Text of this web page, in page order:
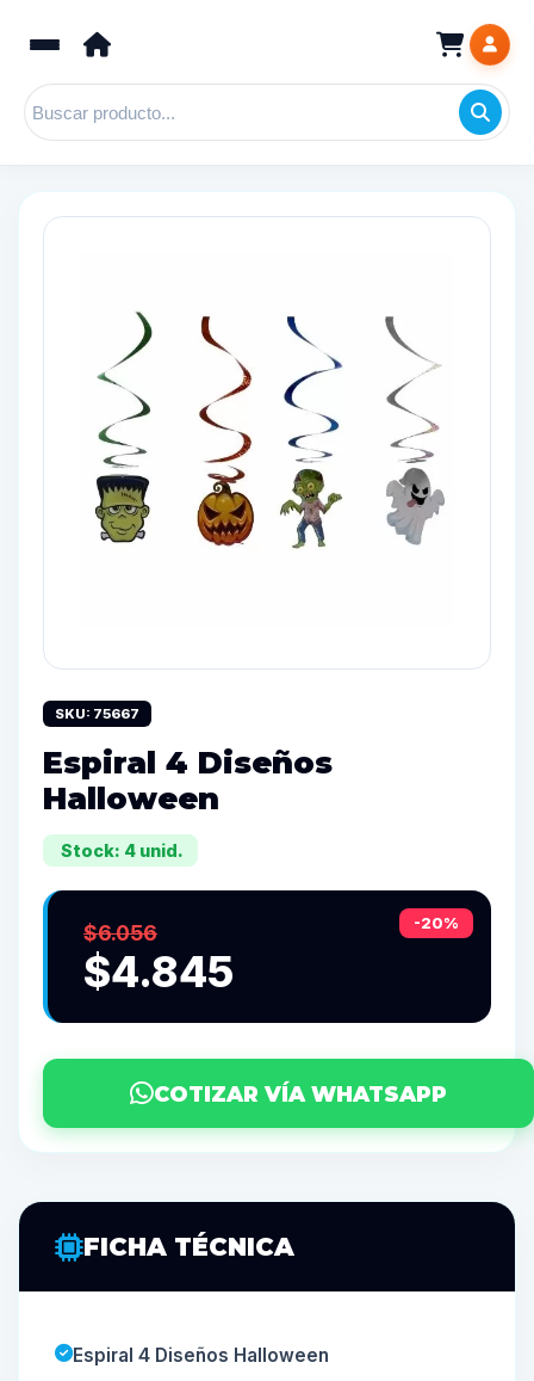
SKU: 75667
Espiral 4 Diseños
Halloween
Stock: 4 unid.
-20%
$6.056
$4.845
COTIZAR VÍA WHATSAPP
FICHA TÉCNICA
Espiral 4 Diseños Halloween